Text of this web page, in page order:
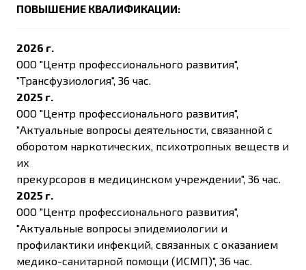
ПОВЫШЕНИЕ КВАЛИФИКАЦИИ:
2026 г.
ООО "Центр профессионального развития",
"Трансфузиология", 36 час.
2025 г.
ООО "Центр профессионального развития",
"Актуальные вопросы деятельности, связанной с
оборотом наркотических, психотропных веществ и
их
прекурсоров в медицинском учреждении", 36 час.
2025 г.
ООО "Центр профессионального развития",
"Актуальные вопросы эпидемиологии и
профилактики инфекций, связанных с оказанием
медико-санитарной помощи (ИСМП)", 36 час.